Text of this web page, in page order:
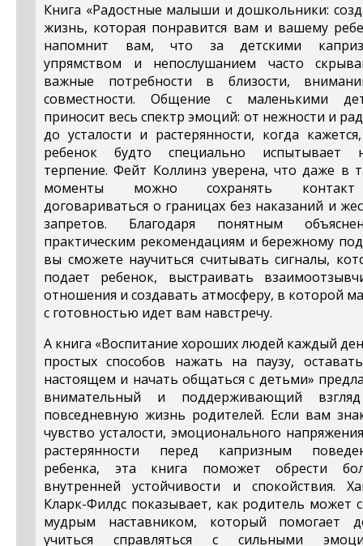
Книга «Радостные малыши и дошкольники:
жизнь, которая понравится вам и вашему
напомнит вам, что за детскими
упрямством и непослушанием часто
важные потребности в близости,
совместности. Общение с маленькими
приносит весь спектр эмоций: от нежности и
до усталости и растерянности, когда
ребенок будто специально испытывает
терпение. Фейт Коллинз уверена, что даже в
моменты можно сохранять
договариваться о границах без наказаний и
запретов. Благодаря понятным
практическим рекомендациям и бережному
вы сможете научиться считывать сигналы,
подает ребенок, выстраивать
отношения и создавать атмосферу, в которой
с готовностью идет вам навстречу.
А книга «Воспитание хороших людей каждый
простых способов нажать на паузу,
настоящем и начать общаться с детьми»
внимательный и поддерживающий
повседневную жизнь родителей. Если вам
чувство усталости, эмоционального
растерянности перед капризным
ребенка, эта книга поможет обрести
внутренней устойчивости и спокойствия.
Кларк-Филдс показывает, как родитель может
мудрым наставником, который помогает
учиться справляться с сильными